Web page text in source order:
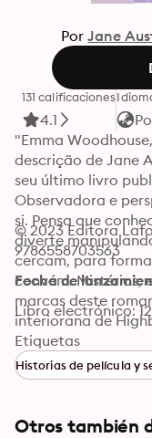
Por Jane
131 calificaciones
4.1
"Emma
descrição de Jane
seu último livro
Observadora e
si. Pensa que
diverte
cercam, para
convém. Mistérios,
marcas deste
interiorana de
por bailes, jantares
em que Jane
observadora da
© 2023 Editora
9786558703563
Fecha de
Libro electrónico:
Etiquetas
Historias de película y
Otros también